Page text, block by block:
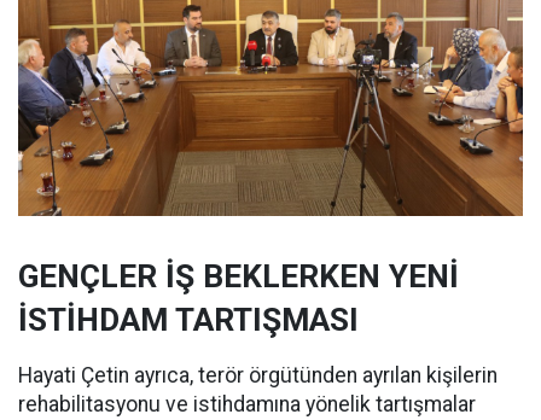
GENÇLER İŞ BEKLERKEN YENİ
İSTİHDAM TARTIŞMASI
Hayati Çetin ayrıca, terör örgütünden ayrılan kişilerin
rehabilitasyonu ve istihdamına yönelik tartışmalar